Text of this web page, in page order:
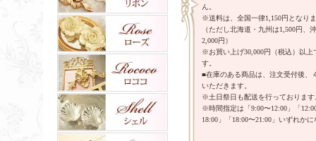
ん。
※送料は、全国一律1,150円となり
（ただし北海道・九州は1,500円、
2,000円）
※お買い上げ30,000円（税込）以上
す。
■在庫のある商品は、注文受付後、
いただきます。
※土日祭日も配送を行っております
※時間指定は「9:00〜12:00」「
18:00」「18:00〜21:00」いずれか